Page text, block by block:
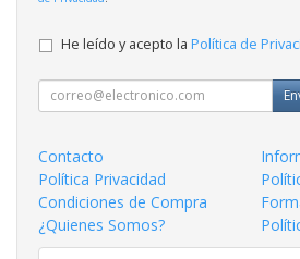
He leído y acepto la Política de
Contacto
Política Privacidad
Condiciones de Compra
¿Quienes Somos?